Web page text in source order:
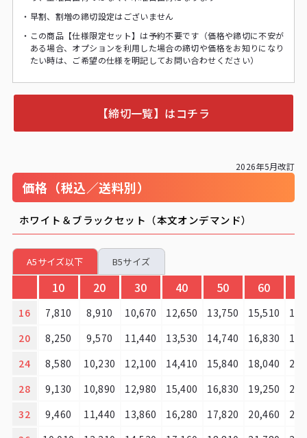
・ 早割、割増の締切設定はございません
・ この商品【仕様限定セット】は予約不要です（価格や締切に不安が
ある場合、オプションを利用した場合の締切や価格をお知りになり
たい時は、ご希望の仕様を明記してお問い合わせください）
【締切一覧】はコチラ
2026年5月改訂
価格（税込／送料別）
ホワイト＆ブラックセット（本文オンデマンド）
A5サイズ以下 B5サイズ
10 20 30 40 50 60
16 7,810 8,910 10,670 12,650 13,750 15,510
20
8,250 9,570 11,440 13,530 14,740 16,830
24
8,580 10,230 12,100 14,410 15,840 18,040
28
9,130 10,890 12,980 15,400 16,830 19,250
32
9,460 11,440 13,860 16,280 17,820 20,460